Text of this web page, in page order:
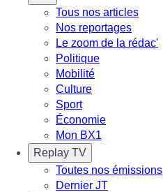
Tous nos articles
Nos reportages
Le zoom de la rédac'
Politique
Mobilité
Culture
Sport
Économie
Mon BX1
Replay TV
Toutes nos émissions
Dernier JT